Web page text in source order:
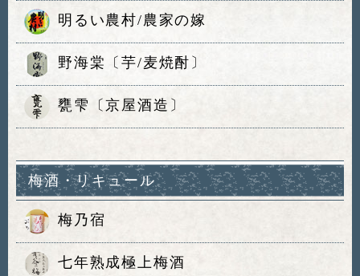
明るい農村/農家の嫁
野海棠〔芋/麦焼酎〕
甕雫〔京屋酒造〕
梅酒・リキュール
梅乃宿
七年熟成極上梅酒